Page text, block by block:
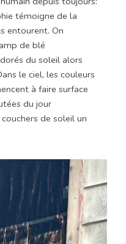
témoigne de la
entourent. On
de blé
du soleil alors
le ciel, les couleurs
à faire surface
du jour
de soleil un